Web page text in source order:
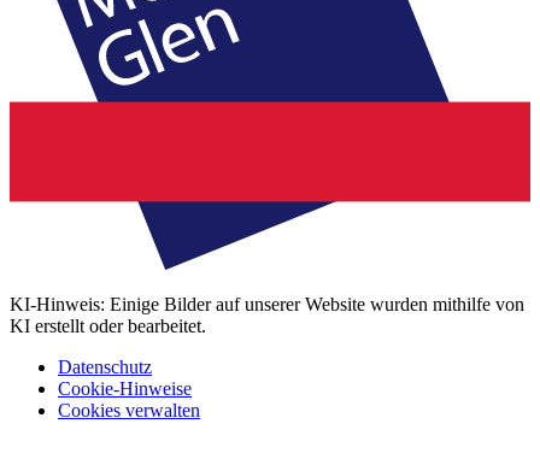
KI-Hinweis: Einige Bilder auf unserer Website wurden mithilfe von
KI erstellt oder bearbeitet.
Datenschutz
Cookie-Hinweise
Cookies verwalten